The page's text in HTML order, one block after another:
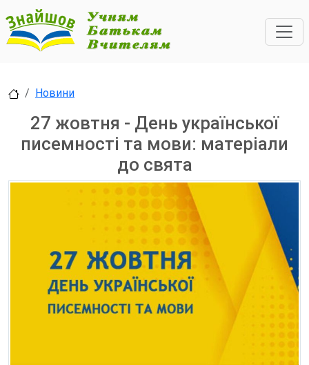
Новини
27 жовтня - День української
писемності та мови: матеріали
до свята